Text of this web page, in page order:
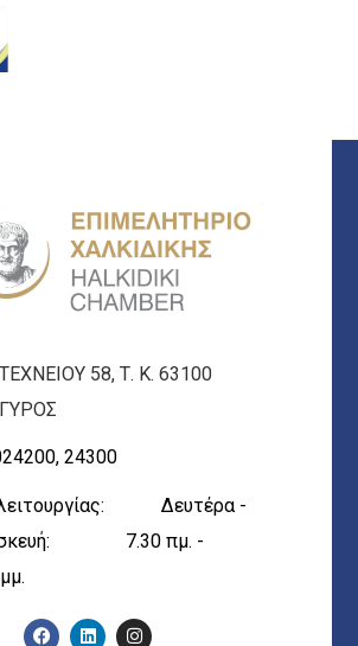
58, Τ. Κ. 63100
24300
Δευτέρα -
7.30 πμ. -